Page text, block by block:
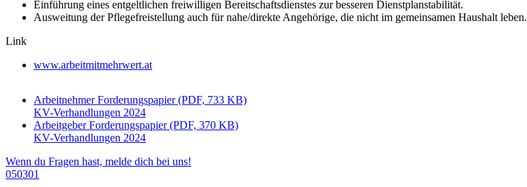
Einführung eines entgeltlichen freiwilligen Bereitschaftsdienstes zur besseren Dienstplanstabilität.
Ausweitung der Pflegefreistellung auch für nahe/direkte Angehörige, die nicht im gemeinsamen Haushalt leben.
Link
www.arbeitmitmehrwert.at
Arbeitnehmer Forderungspapier (PDF, 733 KB)
KV-Verhandlungen 2024
Arbeitgeber Forderungspapier (PDF, 370 KB)
KV-Verhandlungen 2024
Wenn du Fragen hast, melde dich bei uns!
050301